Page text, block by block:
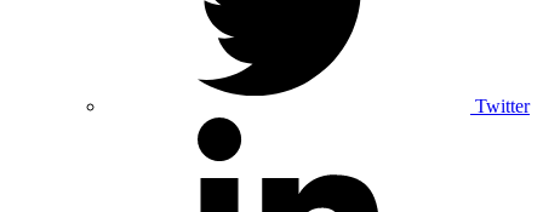
Twitter